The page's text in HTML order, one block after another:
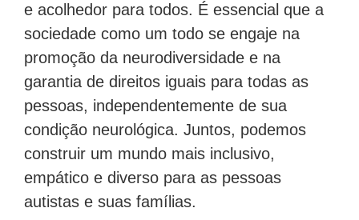
e acolhedor para todos. É essencial que a
sociedade como um todo se engaje na
promoção da neurodiversidade e na
garantia de direitos iguais para todas as
pessoas, independentemente de sua
condição neurológica. Juntos, podemos
construir um mundo mais inclusivo,
empático e diverso para as pessoas
autistas e suas famílias.